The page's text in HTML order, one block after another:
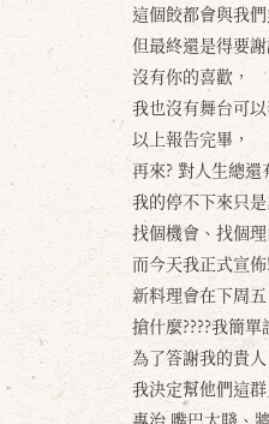
這個餃都會與我們
但最終還是得要謝
沒有你的喜歡，
我也沒有舞台可以
以上報告完畢，
再來? 對人生總還
我的停不下來只
找個機會、找個理
而今天我正式宣
新料理會在下周
搶什麼????我簡單
為了答謝我的貴人
我決定幫他們這
專治 嘴巴太賤、